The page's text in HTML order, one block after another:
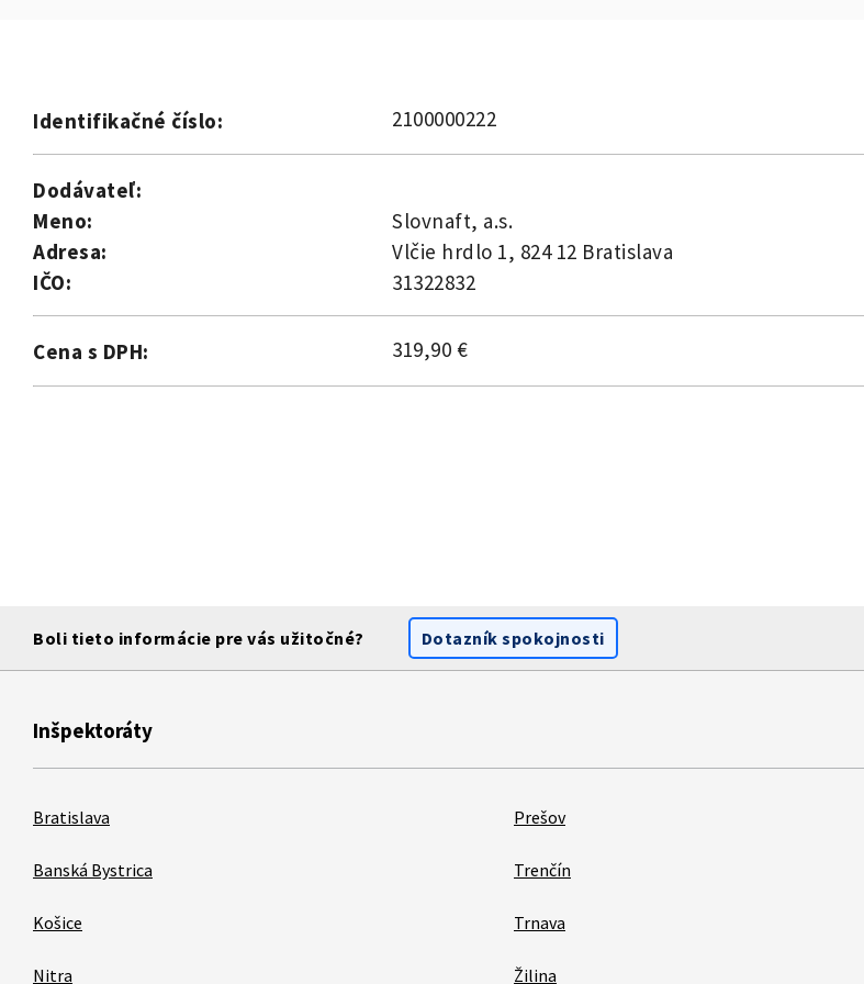
Identifikačné číslo: 2100000222
Dodávateľ:
Meno:
Slovnaft, a.s.
Adresa:
Vlčie hrdlo 1, 824 12 Bratislava
IČO:
31322832
Cena s DPH: 319,90 €
Boli tieto informácie pre vás užitočné? Dotazník spokojnosti
Inšpektoráty
Bratislava
Banská Bystrica
Košice
Nitra
Prešov
Trenčín
Trnava
Žilina